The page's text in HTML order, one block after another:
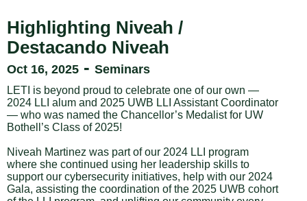
Highlighting Niveah /
Destacando Niveah
Oct 16, 2025 - Seminars
LETI is beyond proud to celebrate one of our own —
2024 LLI alum and 2025 UWB LLI Assistant Coordinator
— who was named the Chancellor’s Medalist for UW
Bothell’s Class of 2025!
Niveah Martinez was part of our 2024 LLI program
where she continued using her leadership skills to
support our cybersecurity initiatives, help with our 2024
Gala, assisting the coordination of the 2025 UWB cohort